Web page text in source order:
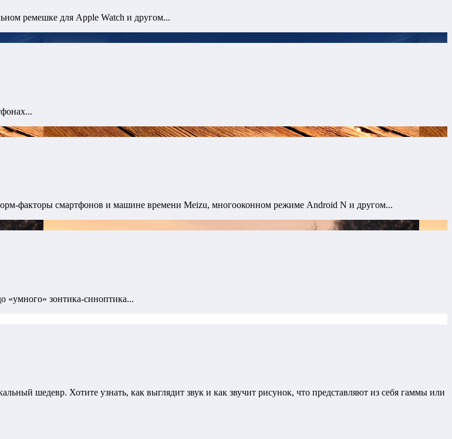
ремешке для Apple Watch и другом...
факторы смартфонов и машине времени Meizu, многооконном режиме Android N и другом...
«умного» зонтика-синоптика...
шедевр. Хотите узнать, как выглядит звук и как звучит рисунок, что представляют из себя гаммы или